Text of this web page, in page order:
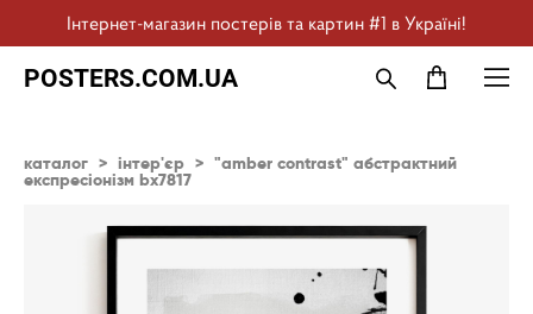
Інтернет-магазин постерів та картин #1 в Україні!
POSTERS.COM.UA
каталог > інтер'єр > "amber contrast" абстрактний
експресіонізм bx7817